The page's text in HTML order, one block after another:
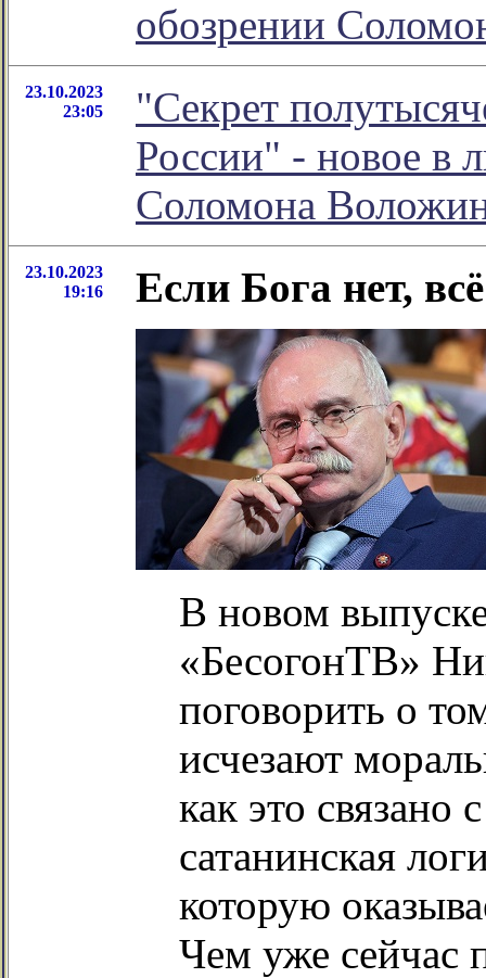
обозрении
23.10.2023
23:05
"Секрет
России" - новое в
Соломона
23.10.2023
19:16
Если Бога нет,
В новом
«БесогонТВ»
поговорить о
исчезают
как это
сатанинская
которую
Чем уже сейчас